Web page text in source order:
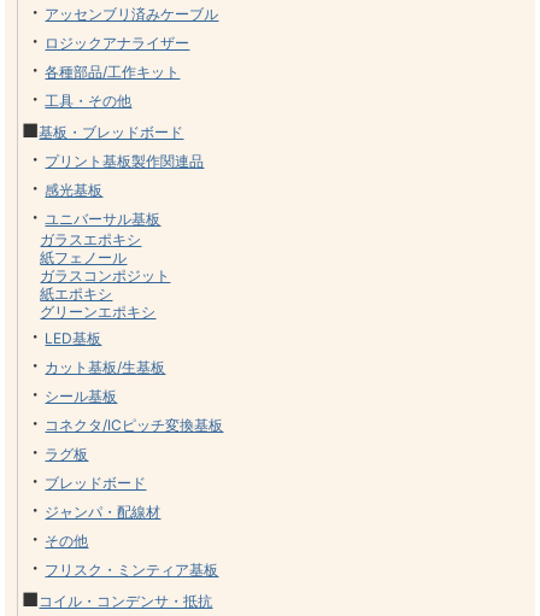
・ アッセンブリ済みケーブル
・ ロジックアナライザー
・各種部品/工作キット
・工具・その他
■基板・ブレッドボード
・ プリント基板製作関連品
・感光基板
・ユニバーサル基板
ガラスエポキシ
紙フェノール
ガラスコンポジット
紙エポキシ
グリーンエポキシ
・ LED基板
・ カット基板/生基板
・ シール基板
・ コネクタ/ICピッチ変換基板
・ ラグ板
・ ブレッドボード
・ ジャンパ・配線材
・ その他
・ フリスク・ミンティア基板
■コイル・コンデンサ・抵抗